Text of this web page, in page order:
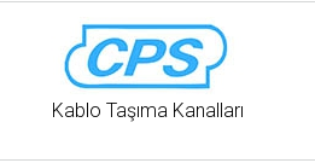
Kablo Taşıma Kanalları